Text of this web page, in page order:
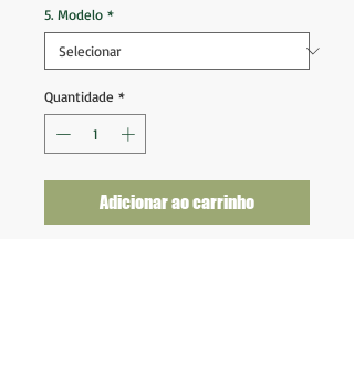
5. Modelo *
Quantidade *
Adicionar ao carrinho